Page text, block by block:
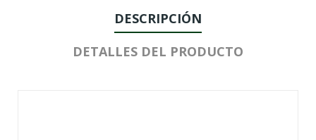
DESCRIPCIÓN
DETALLES DEL PRODUCTO